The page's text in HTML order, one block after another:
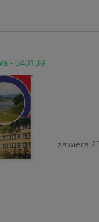
- 040139
zawiera